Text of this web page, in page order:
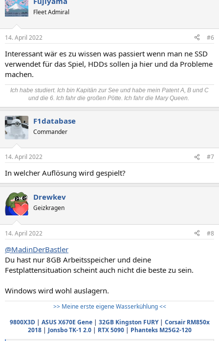
Fleet Admiral
14. April 2022 #6
Interessant wär es zu wissen was passiert wenn man ne SSD
verwendet für das Spiel, HDDs sollen ja hier und da Probleme
machen.
Ich habe studiert. Ich bin Kapitän zur See und habe mein Patent A, B und C
und die 6. Ich fahr die großen Pötte. Ich fahr die Mary Queen.
F1database
Commander
14. April 2022 #7
In welcher Auflösung wird gespielt?
Drewkev
Geizkragen
14. April 2022 #8
@MadinDerBastler
Du hast nur 8GB Arbeitsspeicher und deine
Festplattensituation scheint auch nicht die beste zu sein.
Windows wird wohl auslagern.
>> Meine erste eigene Wasserkühlung <<
9800X3D| ASUS X670E Gene| 32GB Kingston FURY| Corsair RM850x
2018| Jonsbo TK-1 2.0| RTX 5090| Phanteks M25G2-120